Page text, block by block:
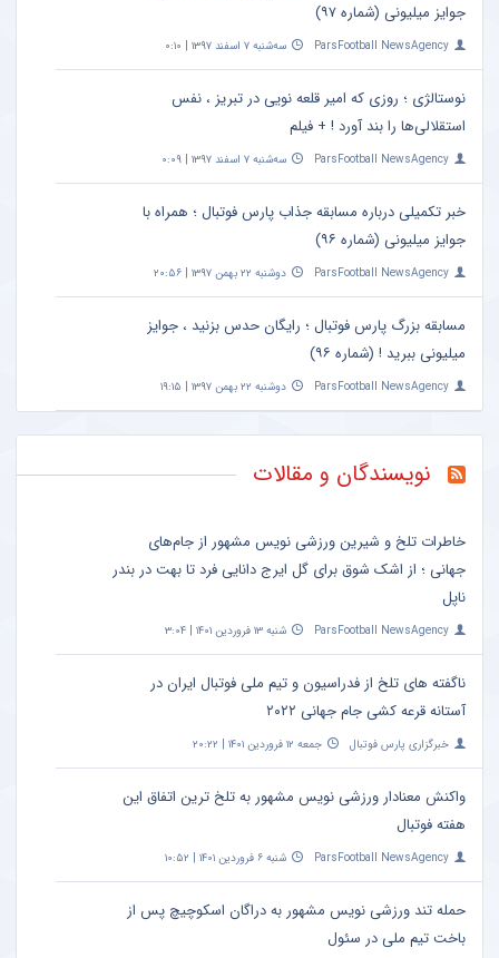
جوایز میلیونی (شماره ۹۷)
ParsFootball NewsAgency سه‌شنبه ۷ اسفند ۱۳۹۷ | ۰:۱۰
نوستالژی ؛ روزی که امیر قلعه نویی در تبریز ، نفس
استقلالی‌ها را بند آورد ! + فیلم
ParsFootball NewsAgency سه‌شنبه ۷ اسفند ۱۳۹۷ | ۰:۰۹
خبر تکمیلی درباره مسابقه جذاب پارس فوتبال ؛ همراه با
جوایز میلیونی (شماره ۹۶)
ParsFootball NewsAgency دوشنبه ۲۲ بهمن ۱۳۹۷ | ۲۰:۵۶
مسابقه بزرگ پارس فوتبال ؛ رایگان حدس بزنید ، جوایز
میلیونی ببرید ! (شماره ۹۶)
ParsFootball NewsAgency دوشنبه ۲۲ بهمن ۱۳۹۷ | ۱۹:۱۵
نویسندگان و مقالات
خاطرات تلخ و شیرین ورزشی نویس مشهور از جام‌های
جهانی ؛ از اشک شوق برای گل ایرج دانایی فرد تا بهت در بندر
ناپل
ParsFootball NewsAgency شنبه ۱۳ فروردین ۱۴۰۱ | ۳:۰۴
ناگفته های تلخ از فدراسیون و تیم ملی فوتبال ایران در
آستانه قرعه کشی جام جهانی ۲۰۲۲
خبرگزاری پارس فوتبال جمعه ۱۲ فروردین ۱۴۰۱ | ۲۰:۲۲
واکنش معنادار ورزشی نویس مشهور به تلخ ترین اتفاق این
هفته فوتبال
ParsFootball NewsAgency شنبه ۶ فروردین ۱۴۰۱ | ۱۰:۵۲
حمله تند ورزشی نویس مشهور به دراگان اسکوچیچ پس از
باخت تیم ملی در سئول